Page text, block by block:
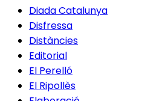
Diada Catalunya
Disfressa
Distàncies
Editorial
El Perelló
El Ripollès